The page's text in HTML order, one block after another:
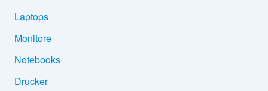
Laptops
Monitore
Notebooks
Drucker